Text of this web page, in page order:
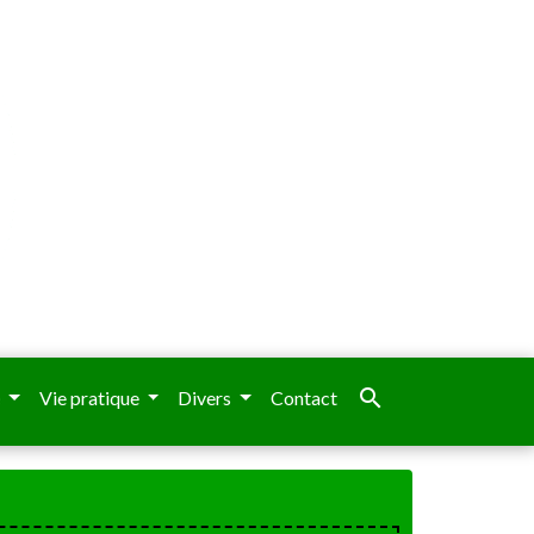
Vie pratique Divers Contact search